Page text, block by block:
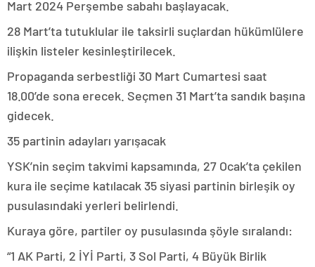
Mart 2024 Perşembe sabahı başlayacak.
28 Mart’ta tutuklular ile taksirli suçlardan hükümlülere
ilişkin listeler kesinleştirilecek.
Propaganda serbestliği 30 Mart Cumartesi saat
18.00’de sona erecek. Seçmen 31 Mart’ta sandık başına
gidecek.
35 partinin adayları yarışacak
YSK’nin seçim takvimi kapsamında, 27 Ocak’ta çekilen
kura ile seçime katılacak 35 siyasi partinin birleşik oy
pusulasındaki yerleri belirlendi.
Kuraya göre, partiler oy pusulasında şöyle sıralandı:
“1 AK Parti, 2 İYİ Parti, 3 Sol Parti, 4 Büyük Birlik